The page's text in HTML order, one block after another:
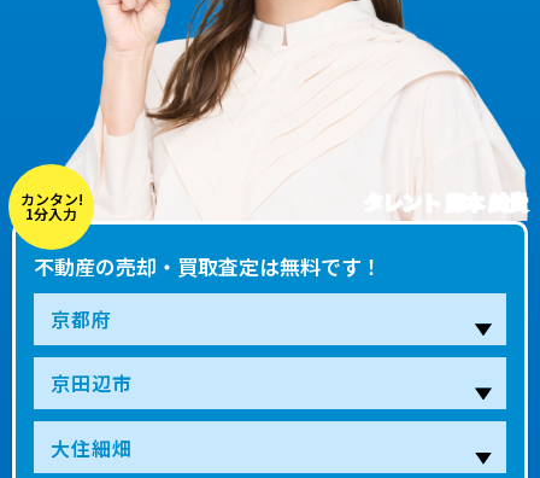
タレント 藤本 美貴
カンタン!
1分入力
不動産の売却・買取査定は無料です！